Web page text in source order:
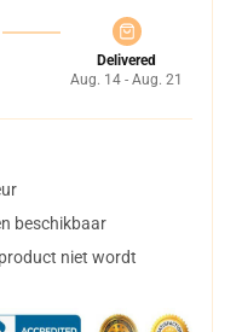
Delivered
Aug. 14 - Aug. 21
beschikbaar
niet wordt